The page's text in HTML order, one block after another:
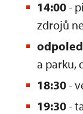
14:00-
zdrojů
a parku,
18:30-
19:30-